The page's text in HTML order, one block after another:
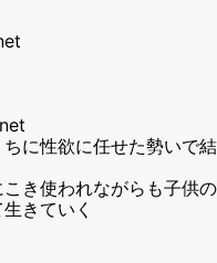
に性欲に任せた勢いで結
き使われながらも子供の
きていく